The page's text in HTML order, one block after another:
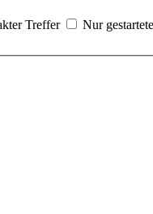
Treffer
Nur